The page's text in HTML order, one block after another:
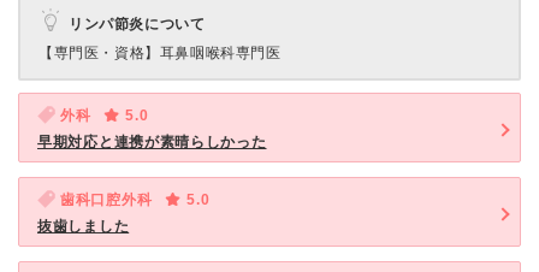
リンパ節炎について
【専門医・資格】 耳鼻咽喉科専門医
外科
5.0
早期対応と連携が素晴らしかった
歯科口腔外科
5.0
抜歯しました